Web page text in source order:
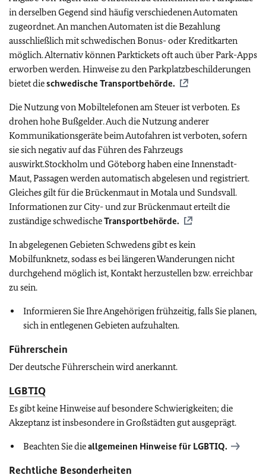
in derselben Gegend sind häufig verschiedenen Automaten
zugeordnet. An manchen Automaten ist die Bezahlung
ausschließlich mit schwedischen Bonus- oder Kreditkarten
möglich. Alternativ können Parktickets oft auch über Park-Apps
erworben werden. Hinweise zu den Parkplatzbeschilderungen
bietet dieschwedische Transportbehörde.
Die Nutzung von Mobiltelefonen am Steuer ist verboten. Es
drohen hohe Bußgelder. Auch die Nutzung anderer
Kommunikationsgeräte beim Autofahren ist verboten, sofern
sie sich negativ auf das Führen des Fahrzeugs
auswirkt.Stockholm und Göteborg haben eine Innenstadt-
Maut, Passagen werden automatisch abgelesen und registriert.
Gleiches gilt für die Brückenmaut in Motala und Sundsvall.
Informationen zur City- und zur Brückenmaut erteilt die
zuständige schwedischeTransportbehörde.
In abgelegenen Gebieten Schwedens gibt es kein
Mobilfunknetz, sodass es bei längeren Wanderungen nicht
durchgehend möglich ist, Kontakt herzustellen bzw. erreichbar
zu sein.
Informieren Sie Ihre Angehörigen frühzeitig, falls Sie planen,
sich in entlegenen Gebieten aufzuhalten.
Führerschein
Der deutsche Führerschein wird anerkannt.
LGBTIQ
Es gibt keine Hinweise auf besondere Schwierigkeiten; die
Akzeptanz ist insbesondere in Großstädten gut ausgeprägt.
Beachten Sie dieallgemeinen Hinweise für LGBTIQ.
Rechtliche Besonderheiten